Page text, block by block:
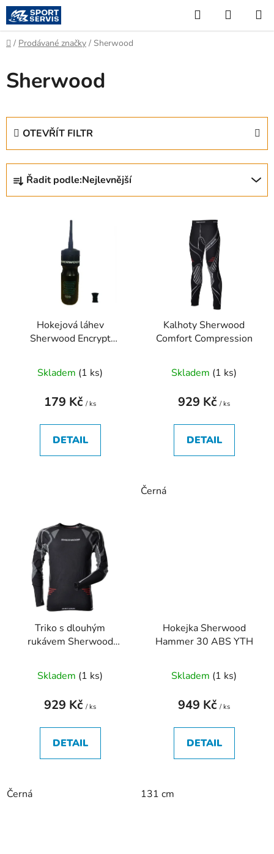
Přejít
na
obsah
Hledat
KOŠÍK
Domů
/ Prodávané značky / Sherwood
Sherwood
OTEVŘÍT FILTR
Ř
z
Řadit podle:Nejlevnější
Hokejová láhev
Sherwood Encrypt
Skladem (1 ks)
179 Kč / ks
DETAIL
Kalhoty Sherwood
Comfort Compression
Skladem (1 ks)
929 Kč / ks
DETAIL
Černá
Triko s dlouhým
rukávem Sherwood
Skladem (1 ks)
929 Kč / ks
DETAIL
Černá
Hokejka Sherwood
Hammer 30 ABS YTH
Skladem (1 ks)
949 Kč / ks
DETAIL
131 cm